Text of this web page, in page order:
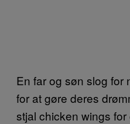
En far og søn slog for
for at gøre deres
stjal chicken wings